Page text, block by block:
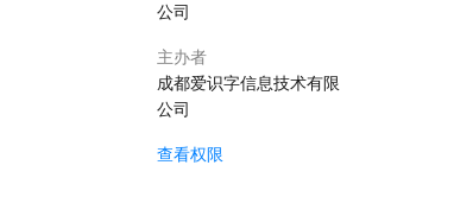
公司
主办者
成都爱识字信息技术有限
公司
查看权限